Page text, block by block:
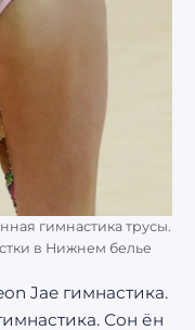
гимнастика трусы.
в Нижнем белье